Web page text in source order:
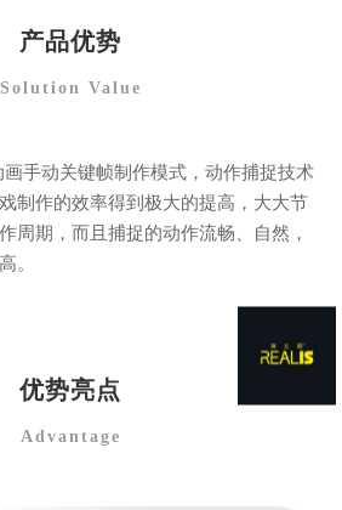
产品优势
Solution Value
手动关键帧制作模式，动作捕捉技术
制作的效率得到极大的提高，大大节
周期，而且捕捉的动作流畅、自然，
。
优势亮点
Advantage